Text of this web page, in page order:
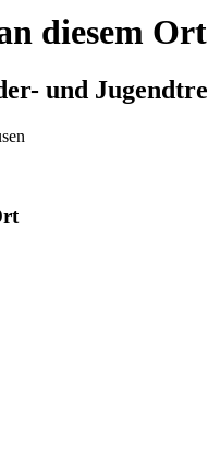
diesem Ort
und